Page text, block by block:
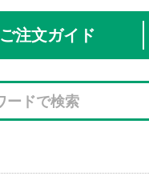
ご注文ガイド